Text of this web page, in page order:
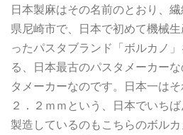
日本製麻はその名前のとおり、
県尼崎市で、日本で初めて機械
ったパスタブランド「ボルカノ
る、日本最古のパスタメーカー
タメーカーなのです。日本一はそ
２．２ｍｍという、日本でいち
製造しているのもこちらのボル